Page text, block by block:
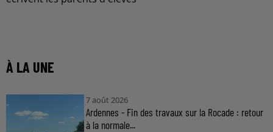
À LA UNE
7 août 2026
Ardennes - Fin des travaux sur la Rocade : retour
à la normale...